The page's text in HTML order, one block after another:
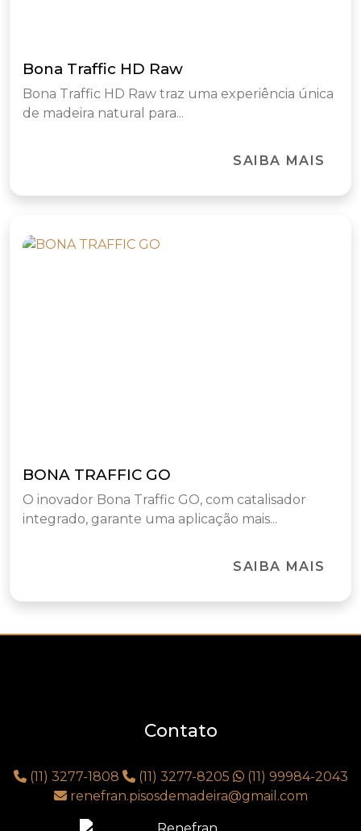
Bona Traffic HD Raw
Bona Traffic HD Raw traz uma experiência única
de madeira natural para...
SAIBA MAIS
BONA TRAFFIC GO
O inovador Bona Traffic GO, com catalisador
integrado, garante uma aplicação mais...
SAIBA MAIS
Contato
(11) 3277-1808 (11) 3277-8205
(11) 99984-2043
renefran.pisosdemadeira@gmail.com